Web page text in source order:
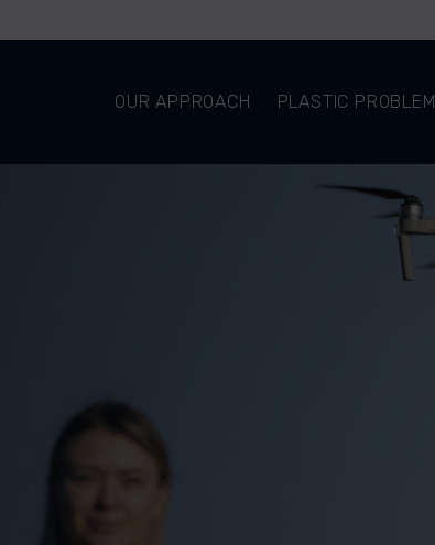
OUR APPROACH
PLASTIC PROBLEM